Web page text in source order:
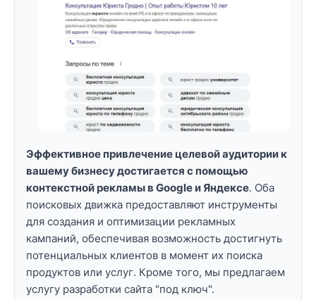
Эффективное привлечение целевой аудитории к
вашему бизнесу достигается с помощью
контекстной рекламы в Google и Яндексе. Оба
поисковых движка предоставляют инструменты
для создания и оптимизации рекламных
кампаний, обеспечивая возможность достигнуть
потенциальных клиентов в момент их поиска
продуктов или услуг. Кроме того, мы предлагаем
услугу разработки сайта "под ключ".